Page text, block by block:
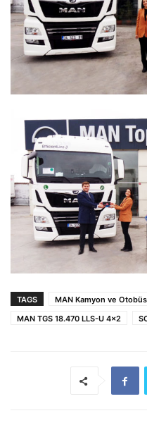
TAGS
MAN Kamyon ve
MAN TGS 18.470 LLS-U 4x2